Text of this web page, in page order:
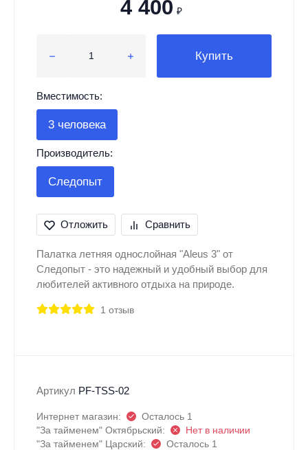
4 400 ₽
Купить
Вместимость:
3 человека
Производитель:
Следопыт
Отложить Сравнить
Палатка летняя однослойная "Aleus 3" от
Следопыт - это надежный и удобный выбор для
любителей активного отдыха на природе.
1 отзыв
Артикул PF-TSS-02
Интернет магазин:
Осталось 1
"За тайменем" Октябрьский:
Нет в наличии
"За тайменем" Царский:
Осталось 1